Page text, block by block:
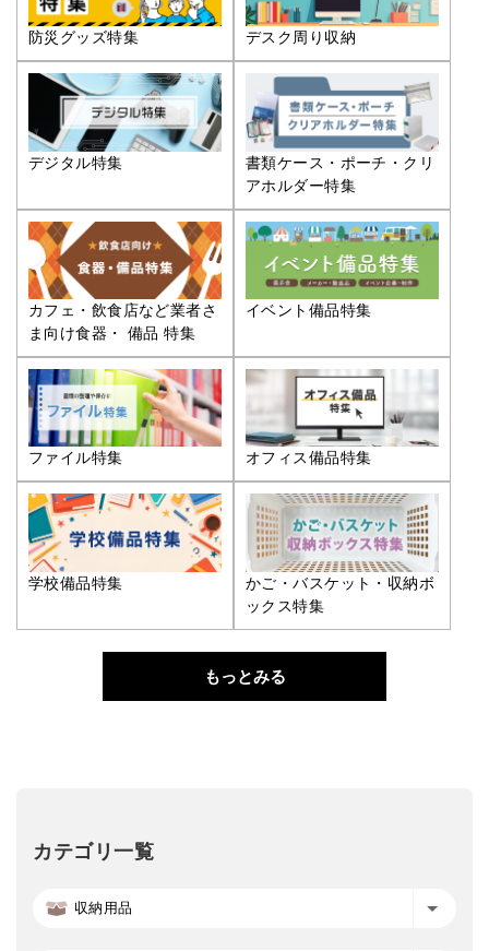
防災グッズ特集 デスク周り収納
デジタル特集
書類ケース・ポーチ・クリ
アホルダー特集
カフェ・飲食店など業者さ
ま向け食器・ 備品 特集
イベント備品特集
ファイル特集 オフィス備品特集
学校備品特集
かご・バスケット・収納ボ
ックス特集
もっとみる
カテゴリ一覧
収納用品